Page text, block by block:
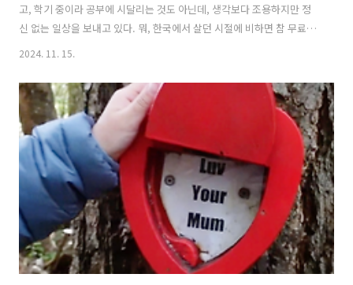
고, 학기 중이라 공부에 시달리는 것도 아닌데, 생각보다 조용하지만 정
신 없는 일상을 보내고 있다. 뭐, 한국에서 살던 시절에 비하면 참 무료할
만큼 조용한 삶이라고 볼 수도 있겠지만 말이다. ▲ 타뇨의 뉴질랜드
다. 남편이 다니는 회사는 영국인과 키위들로 구성된 구조 엔지니어링
(Structural Engineering) 회사이다. 작은 규모의 회사이기에 좀 더 단
합도 잘 되고 사무실의 분위기가 좋은 편이기도 하다. 그런 분위기에 직
원들의 온 가족들도 이벤트가 있을 때는 함께 동참하는 편이고 나도 덩달
아 동참한 지 오래되었다. 핼러윈이 최근 이벤트였다...
2024. 11. 15.